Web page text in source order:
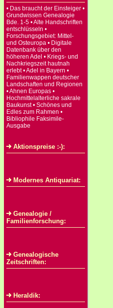
• Das braucht der Einsteiger •
Grundwissen Genealogie
Bde. 1-5 • Alte Handschriften
entschlüsseln •
Forschungsgebiet: Mittel-
und Osteuropa • Digitale
Datenbank über den
höheren Adel • Kriegs- und
Nachkriegszeit hautnah
erlebt • Adel in Bayern •
Familienwappen deutscher
Landschaften und Regionen
• Ahnen Europas •
Hochmittelalterliche sakrale
Baukunst • Schönes und
Edles zum Rahmen •
Bibliophile Faksimile-
Ausgabe
Aktionspreise :-):
Modernes Antiquariat:
Genealogie /
Familienforschung:
Genealogische
Zeitschriften:
Heraldik: